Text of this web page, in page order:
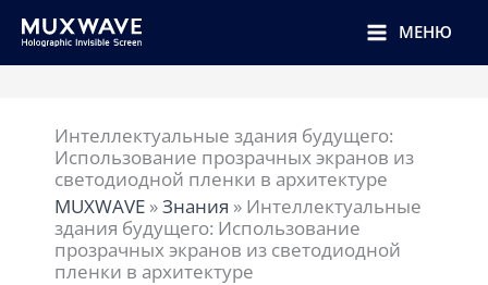
МЕНЮ
Интеллектуальные здания будущего:
Использование прозрачных экранов из
светодиодной пленки в архитектуре
MUXWAVE »Знания » Интеллектуальные
здания будущего: Использование
прозрачных экранов из светодиодной
пленки в архитектуре